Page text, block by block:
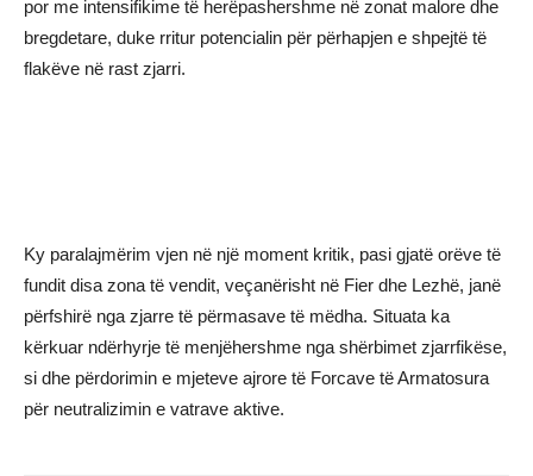
por me intensifikime të herëpashershme në zonat malore dhe
bregdetare, duke rritur potencialin për përhapjen e shpejtë të
flakëve në rast zjarri.
Ky paralajmërim vjen në një moment kritik, pasi gjatë orëve të
fundit disa zona të vendit, veçanërisht në Fier dhe Lezhë, janë
përfshirë nga zjarre të përmasave të mëdha. Situata ka
kërkuar ndërhyrje të menjëhershme nga shërbimet zjarrfikëse,
si dhe përdorimin e mjeteve ajrore të Forcave të Armatosura
për neutralizimin e vatrave aktive.